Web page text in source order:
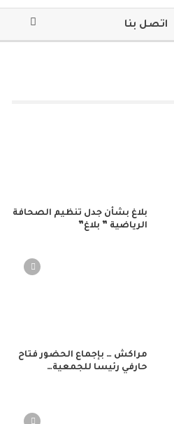
اتصل بنا
بلاغ بشأن جدل تنظيم الصحافة
الرياضية ” بلاغ”
مراكش … بإجماع الحضور فتاح
حارفي رئيسا للجمعية…